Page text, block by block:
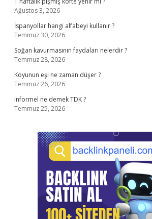
Ağustos 3, 2026
İspanyollar hangi alfabeyi kullanır ?
Temmuz 30, 2026
Soğan kavurmasının faydaları nelerdir ?
Temmuz 28, 2026
Koyunun eşi ne zaman düşer ?
Temmuz 26, 2026
Informel ne demek TDK ?
Temmuz 25, 2026